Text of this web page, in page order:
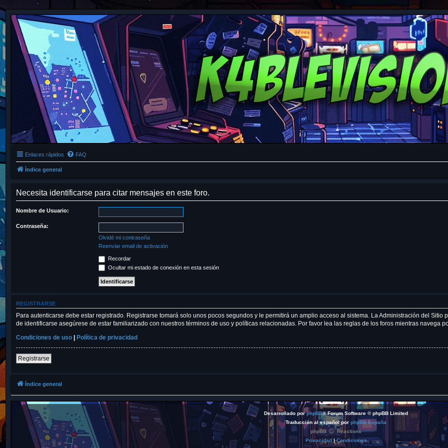
Enlaces rápidos FAQ
Índice general
Necesita identificarse para citar mensajes en este foro.
Nombre de Usuario:
Contraseña:
Olvidé mi contraseña
Reenviar email de activación
Recordar
Ocultar mi estado de conexión en esta sesión
REGISTRARSE
Para autenticarse debe estar registrado. Registrarse tomará solo unos pocos segundos y le permitirá un amplio acceso al sistema. La Administración del
de identificarse asegúrese de estar familiarizado con nuestros términos de uso y políticas relacionadas. Por favor lea las reglas de los foros mientras navega
Condiciones de uso | Política de privacidad
Registrarse
Índice general
Desarrollado porphpBB® Forum Software © phpBB Limited
Traducción al español por phpBB España
phpBB
Reactions
Privacidad|Condiciones